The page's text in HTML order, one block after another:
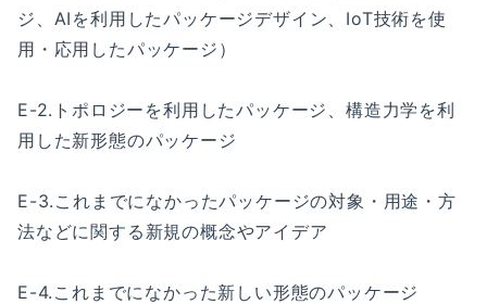
ジ、AIを利用したパッケージデザイン、IoT技術を使
用・応用したパッケージ）
E-2.トポロジーを利用したパッケージ、構造力学を利
用した新形態のパッケージ
E-3.これまでになかったパッケージの対象・用途・方
法などに関する新規の概念やアイデア
E-4.これまでになかった新しい形態のパッケージ